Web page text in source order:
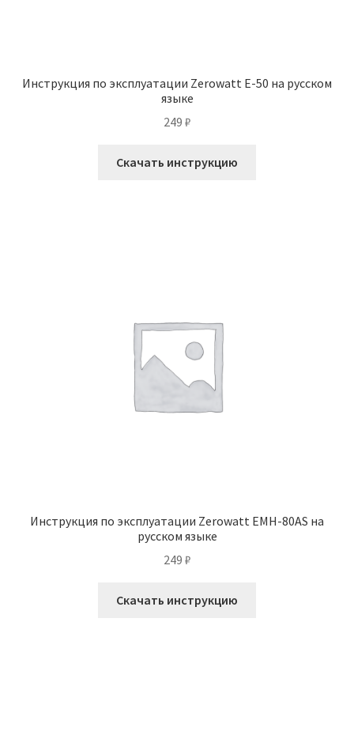
Инструкция по эксплуатации Zerowatt E-50 на русском
языке
249 ₽
Скачать инструкцию
Инструкция по эксплуатации Zerowatt EMH-80AS на
русском языке
249 ₽
Скачать инструкцию